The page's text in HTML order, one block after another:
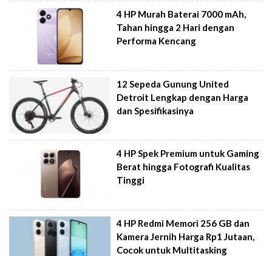
4 HP Murah Baterai 7000 mAh,
Tahan hingga 2 Hari dengan
Performa Kencang
12 Sepeda Gunung United
Detroit Lengkap dengan Harga
dan Spesifikasinya
4 HP Spek Premium untuk Gaming
Berat hingga Fotografi Kualitas
Tinggi
4 HP Redmi Memori 256 GB dan
Kamera Jernih Harga Rp1 Jutaan,
Cocok untuk Multitasking